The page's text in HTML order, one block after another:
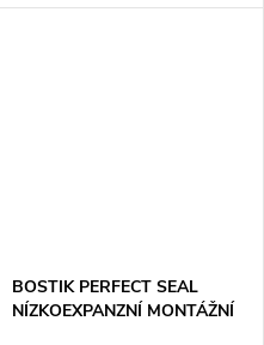
BOSTIK PERFECT SEAL
NÍZKOEXPANZNÍ MONTÁŽNÍ